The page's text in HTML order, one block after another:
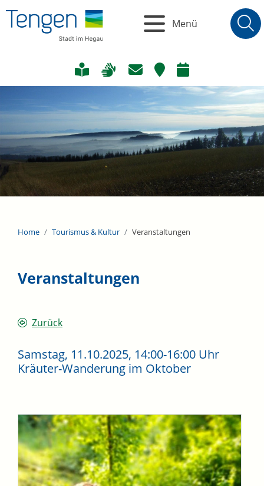
Menü
Home Tourismus & Kultur Veranstaltungen
Veranstaltungen
Zurück
Samstag, 11.10.2025, 14:00-16:00 Uhr
Kräuter-Wanderung im Oktober